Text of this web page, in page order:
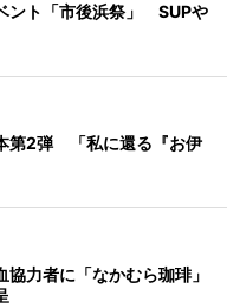
ント「市後浜祭」 SUPや
第2弾 「私に還る『お伊
力者に「なかむら珈琲」